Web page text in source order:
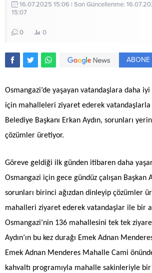
16.07.2025 15:06 | Son Güncellenme:
15:07
0 0
ABONE
Osmangazi’de yaşayan vatandaşlara daha
için mahalleleri ziyaret ederek vatandaşlarla
Belediye Başkanı Erkan Aydın, sorunları
çözümler üretiyor.
Göreve geldiği ilk günden itibaren daha
Osmangazi için gece gündüz çalışan Başkan
sorunları birinci ağızdan dinleyip çözümler
mahalleri ziyaret ederek vatandaşlar ile bir
Osmangazi’nin 136 mahallesini tek tek
Aydın’ın bu kez durağı Emek Adnan
Emek Adnan Menderes Mahalle Cami
kahvaltı programıyla mahalle sakinleriyle bir